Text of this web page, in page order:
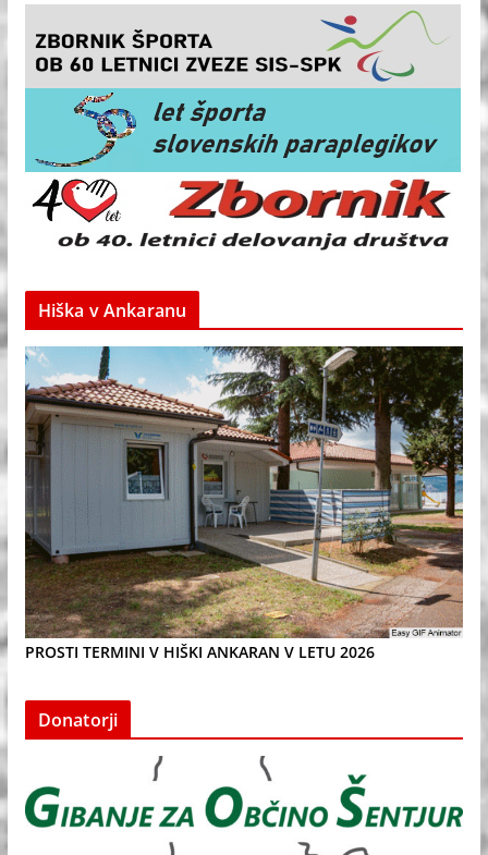
Hiška v Ankaranu
PROSTI TERMINI V HIŠKI ANKARAN V LETU 2026
Donatorji